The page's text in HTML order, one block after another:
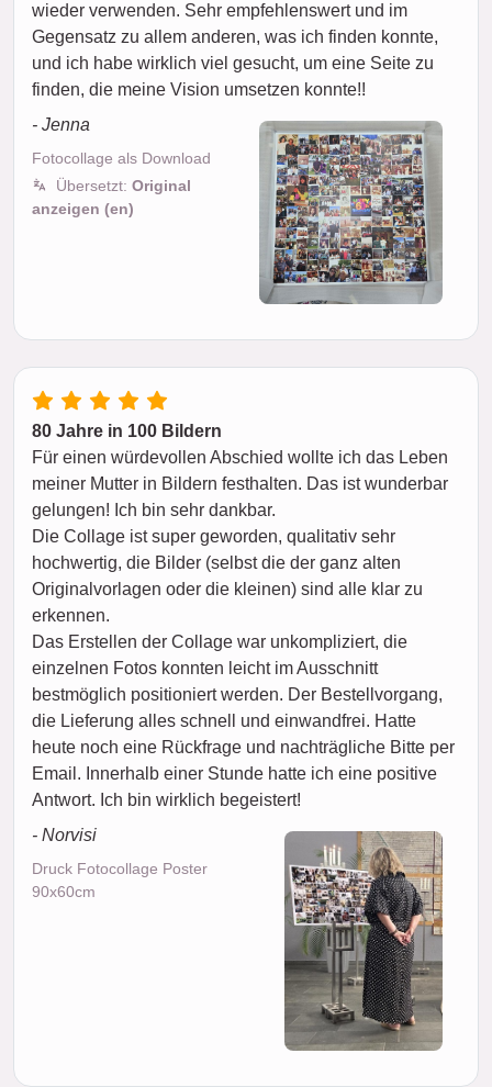
wieder verwenden. Sehr empfehlenswert und im
Gegensatz zu allem anderen, was ich finden konnte,
und ich habe wirklich viel gesucht, um eine Seite zu
finden, die meine Vision umsetzen konnte!!
- Jenna
Fotocollage als Download
Übersetzt: Original
anzeigen (en)
80 Jahre in 100 Bildern
Für einen würdevollen Abschied wollte ich das Leben
meiner Mutter in Bildern festhalten. Das ist wunderbar
gelungen! Ich bin sehr dankbar.
Die Collage ist super geworden, qualitativ sehr
hochwertig, die Bilder (selbst die der ganz alten
Originalvorlagen oder die kleinen) sind alle klar zu
erkennen.
Das Erstellen der Collage war unkompliziert, die
einzelnen Fotos konnten leicht im Ausschnitt
bestmöglich positioniert werden. Der Bestellvorgang,
die Lieferung alles schnell und einwandfrei. Hatte
heute noch eine Rückfrage und nachträgliche Bitte per
Email. Innerhalb einer Stunde hatte ich eine positive
Antwort. Ich bin wirklich begeistert!
- Norvisi
Druck Fotocollage Poster
90x60cm